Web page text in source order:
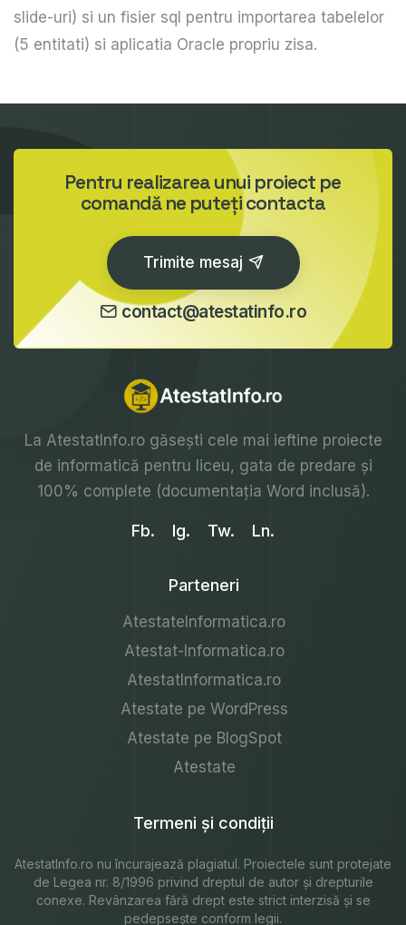
slide-uri) si un fisier sql pentru importarea tabelelor
(5 entitati) si aplicatia Oracle propriu zisa.
Pentru realizarea unui proiect pe
comandă ne puteți contacta
Trimite mesaj
contact@atestatinfo.ro
La AtestatInfo.rogăsești cele mai ieftine proiecte
de informatică pentru liceu, gata de predare și
100% complete (documentația Word inclusă).
Fb. Ig. Tw. Ln.
Parteneri
AtestateInformatica.ro
Atestat-Informatica.ro
AtestatInformatica.ro
Atestate pe WordPress
Atestate pe BlogSpot
Atestate
Termeni și condiții
AtestatInfo.ro nu încurajează plagiatul. Proiectele sunt protejate
de Legea nr. 8/1996 privind dreptul de autor și drepturile
conexe. Revânzarea fără drept este strict interzisă și se
pedepsește conform legii.